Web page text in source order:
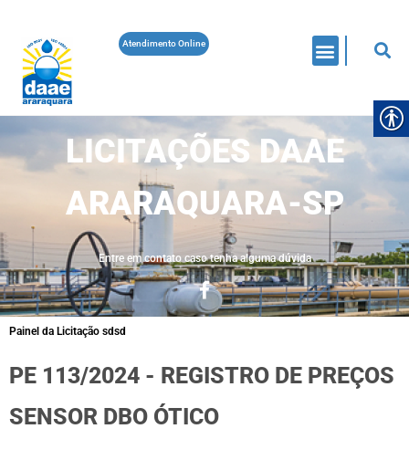
Atendimento Online
LICITAÇÕES DAAE
ARARAQUARA-SP
Entre em contato caso tenha alguma dúvida
Painel da Licitação sdsd
PE 113/2024 - REGISTRO DE PREÇOS
SENSOR DBO ÓTICO